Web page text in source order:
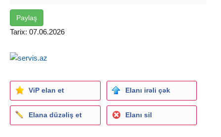
Paylaş
Tarix: 07.06.2026
ViP elan et Elanı irəli çək
Elana düzəliş et Elanı sil